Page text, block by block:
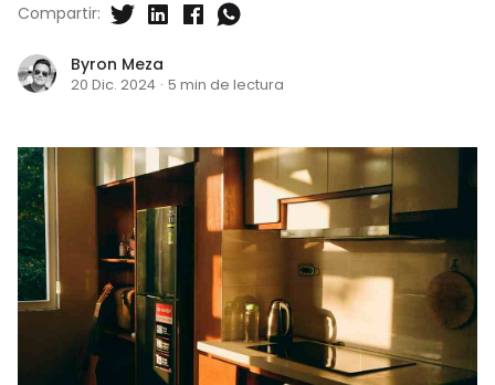
Byron Meza
20 Dic. 2024 · 5 min de lectura
Compartir: